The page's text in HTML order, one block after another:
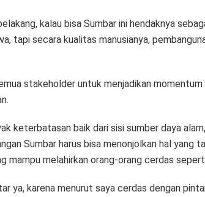
kalau bisa Sumbar ini hendaknya
tapi secara kualitas manusianya,
stakeholder untuk menjadikan
keterbatasan baik dari sisi sumber daya
Sumbar harus bisa menonjolkan hal yang
mampu melahirkan orang-orang cerdas
ya, karena menurut saya cerdas dengan